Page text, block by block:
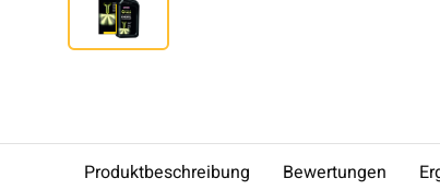
Produktbeschreibung Bewertungen